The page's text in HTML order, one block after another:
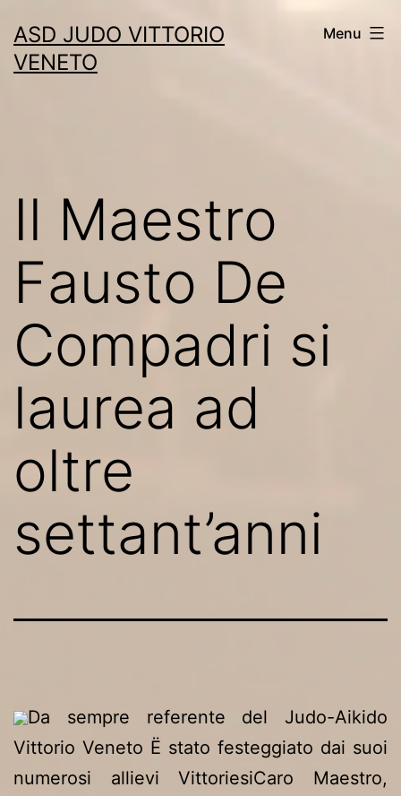
to
content
ASD JUDO VITTORIO
VENETO
Menu
Il Maestro
Fausto De
Compadri si
laurea ad
oltre
settant’anni
Da sempre referente del Judo-Aikido
Vittorio Veneto Ë stato festeggiato dai suoi
numerosi allievi VittoriesiCaro Maestro,